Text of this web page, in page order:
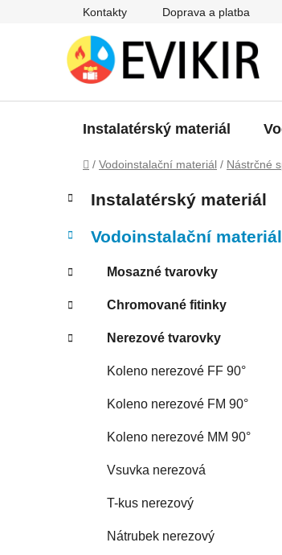
Kontakty Doprava a platba
Instalatérský materiál
Domů
/ Vodoinstalační materiál / Nástrčné
P
s
r
n
n
kategorie
a
e
o
i
e
Instalatérský materiál
Vodoinstalační materiál
Mosazné tvarovky
Chromované fitinky
Nerezové tvarovky
Koleno nerezové FF 90°
Koleno nerezové FM 90°
Koleno nerezové MM 90°
Vsuvka nerezová
T-kus nerezový
Nátrubek nerezový